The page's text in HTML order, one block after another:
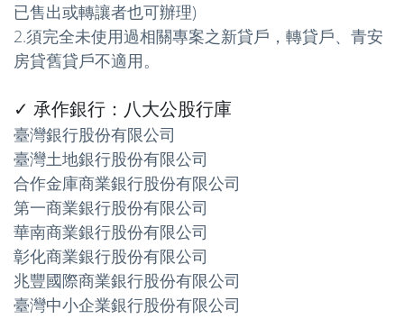
已售出或轉讓者也可辦理)
2.須完全未使用過相關專案之新貸戶，轉貸戶、青安
房貸舊貸戶不適用。
✓ 承作銀行：八大公股行庫
臺灣銀行股份有限公司
臺灣土地銀行股份有限公司
合作金庫商業銀行股份有限公司
第一商業銀行股份有限公司
華南商業銀行股份有限公司
彰化商業銀行股份有限公司
兆豐國際商業銀行股份有限公司
臺灣中小企業銀行股份有限公司